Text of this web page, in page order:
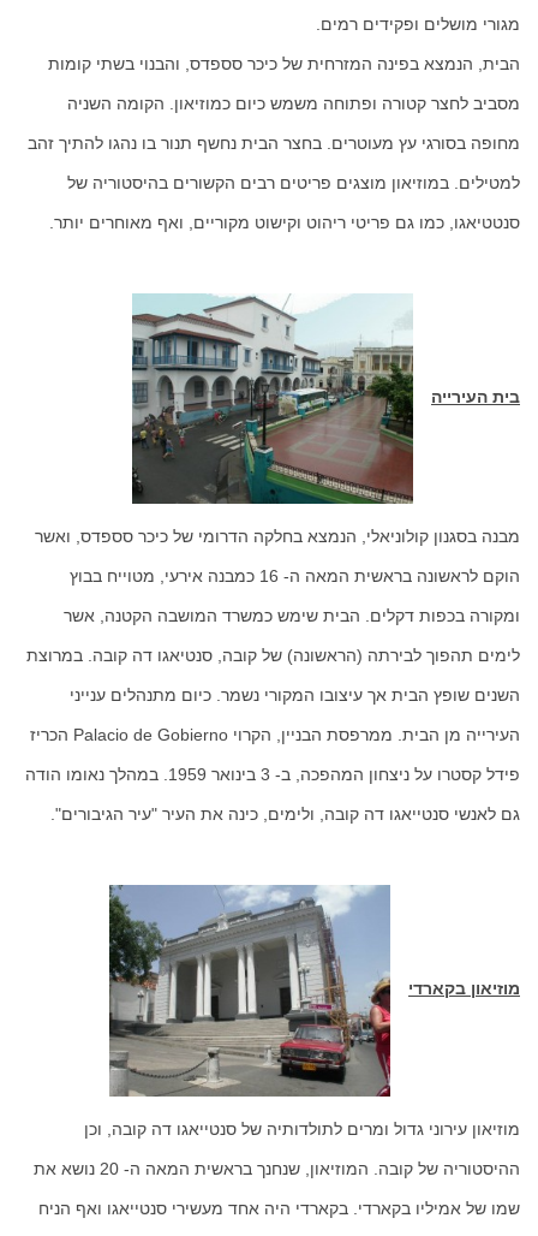
מגורי מושלים ופקידים רמים.
הבית, הנמצא בפינה המזרחית של כיכר סספדס, והבנוי בשתי קומות
מסביב לחצר קטורה ופתוחה משמש כיום כמוזיאון. הקומה השניה
מחופה בסורגי עץ מעוטרים. בחצר הבית נחשף תנור בו נהגו להתיך זהב
למטילים. במוזיאון מוצגים פריטים רבים הקשורים בהיסטוריה של
סנטטיאגו, כמו גם פריטי ריהוט וקישוט מקוריים, ואף מאוחרים יותר.
בית העירייה
מבנה בסגנון קולוניאלי, הנמצא בחלקה הדרומי של כיכר סספדס, ואשר
הוקם לראשונה בראשית המאה ה- 16 כמבנה אירעי, מטוייח בבוץ
ומקורה בכפות דקלים. הבית שימש כמשרד המושבה הקטנה, אשר
לימים תהפוך לבירתה (הראשונה) של קובה, סנטיאגו דה קובה. במרוצת
השנים שופץ הבית אך עיצובו המקורי נשמר. כיום מתנהלים ענייני
העירייה מן הבית. ממרפסת הבניין, הקרוי Palacio de Gobierno הכריז
פידל קסטרו על ניצחון המהפכה, ב- 3 בינואר 1959. במהלך נאומו הודה
גם לאנשי סנטייאגו דה קובה, ולימים, כינה את העיר "עיר הגיבורים".
מוזיאון בקארדי
מוזיאון עירוני גדול ומרים לתולדותיה של סנטייאגו דה קובה, וכן
ההיסטוריה של קובה. המוזיאון, שנחנך בראשית המאה ה- 20 נושא את
שמו של אמיליו בקארדי. בקארדי היה אחד מעשירי סנטייאגו ואף הניח